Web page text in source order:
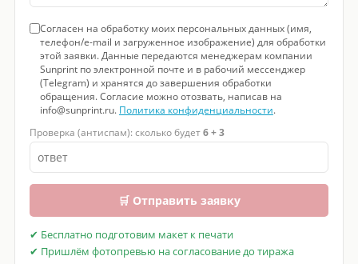
Согласен на обработку моих персональных данных (имя,
телефон/e-mail и загруженное изображение) для обработки
этой заявки. Данные передаются менеджерам компании
Sunprint по электронной почте и в рабочий мессенджер
(Telegram) и хранятся до завершения обработки
обращения. Согласие можно отозвать, написав на
info@sunprint.ru. Политика конфиденциальности.
Проверка (антиспам): сколько будет6 + 3
🛒 Отправить заявку
✔ Бесплатно подготовим макет к печати
✔ Пришлём фотопревью на согласование до тиража